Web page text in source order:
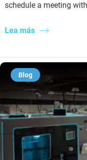
schedule a meeting
Lea más
Blog